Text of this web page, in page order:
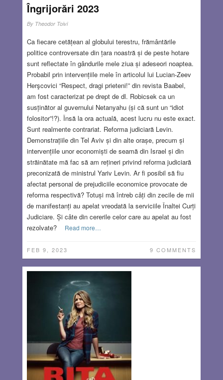
Îngrijorări 2023
By Theodor Toivi
Ca fiecare cetățean al globului terestru, frământările
politice controversate din țara noastră și de peste hotare
sunt reflectate în gândurile mele ziua și adeseori noaptea.
Probabil prin intervențiile mele în articolul lui Lucian-Zeev
Herşcovici “Respect, dragi prieteni!” din revista Baabel,
am fost caracterizat pe drept de dl. Robicsek ca un
susținător al guvernului Netanyahu (și că sunt un “idiot
folositor”!?). Însă la ora actuală, acest lucru nu este exact.
Sunt realmente contrariat. Reforma judiciară Levin.
Demonstrațiile din Tel Aviv și din alte orașe, precum și
intervențiile unor economiști de seamă din Israel și din
străinătate mă fac să am rețineri privind reforma judiciară
preconizată de ministrul Yariv Levin. Ar fi posibil să fiu
afectat personal de prejudiciile economice provocate de
reforma respectivă? Totuși mă întreb câți din zecile de mii
de manifestanți au apelat vreodată la serviciile Înaltei Curți
Judiciare. Și câte din cererile celor care au apelat au fost
rezolvate?
Read more…
FEB 9, 2023 9 COMMENTS